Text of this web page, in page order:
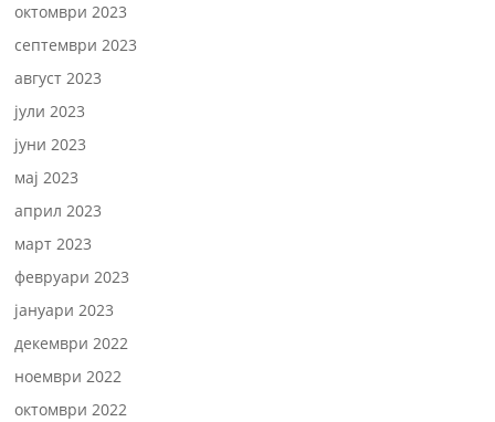
октомври 2023
септември 2023
август 2023
јули 2023
јуни 2023
мај 2023
април 2023
март 2023
февруари 2023
јануари 2023
декември 2022
ноември 2022
октомври 2022